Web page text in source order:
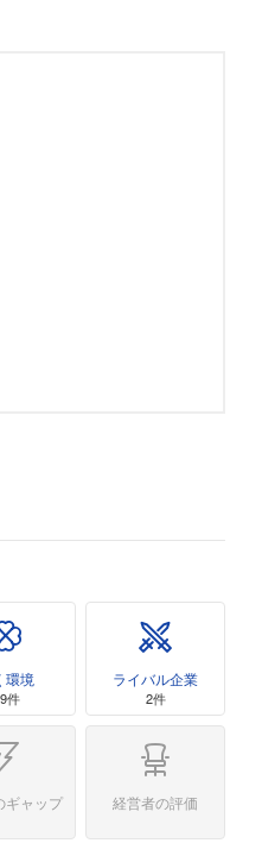
環境
件
ライバル企業
2件
ギャップ 経営者の評価